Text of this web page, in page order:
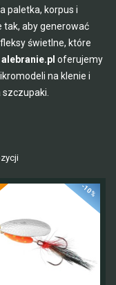
paletka, korpus i
aby generować
świetlne, które
alebranie.pl oferujemy
na klenie i
-10%